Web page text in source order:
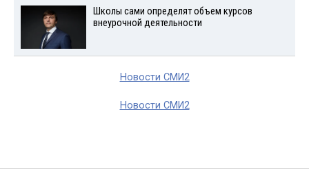
Школы сами определят объем курсов
внеурочной деятельности
Новости СМИ2
Новости СМИ2